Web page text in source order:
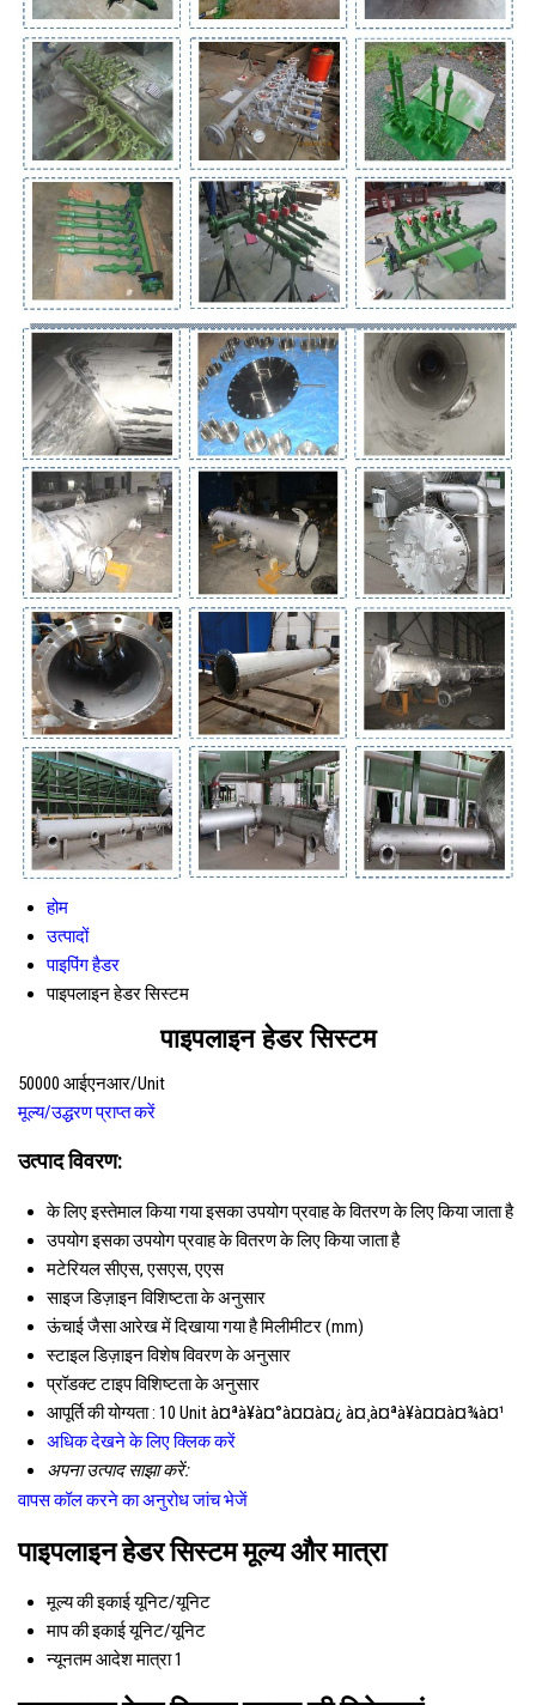
होम
उत्पादों
पाइपिंग हैडर
पाइपलाइन हेडर सिस्टम
पाइपलाइन हेडर सिस्टम
50000 आईएनआर/Unit
मूल्य/उद्धरण प्राप्त करें
उत्पाद विवरण:
के लिए इस्तेमाल किया गयाइसका उपयोग प्रवाह के वितरण के लिए किया जाता है
उपयोगइसका उपयोग प्रवाह के वितरण के लिए किया जाता है
मटेरियलसीएस, एसएस, एएस
साइजडिज़ाइन विशिष्टता के अनुसार
ऊंचाईजैसा आरेख में दिखाया गया है मिलीमीटर (mm)
स्टाइलडिज़ाइन विशेष विवरण के अनुसार
प्रॉडक्ट टाइपविशिष्टता के अनुसार
आपूर्ति की योग्यता : 10 Unit à¤ªà¥à¤°à¤¤à¤¿ à¤¸à¤ªà¥à¤¤à¤¾à¤¹
अधिक देखने के लिए क्लिक करें
अपना उत्पाद साझा करें:
वापस कॉल करने का अनुरोधजांच भेजें
पाइपलाइन हेडर सिस्टम मूल्य और मात्रा
मूल्य की इकाईयूनिट/यूनिट
माप की इकाईयूनिट/यूनिट
न्यूनतम आदेश मात्रा1